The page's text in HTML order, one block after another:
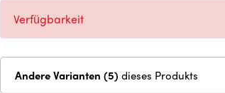
Verfügbarkeit
Andere Varianten (5) dieses Produkts